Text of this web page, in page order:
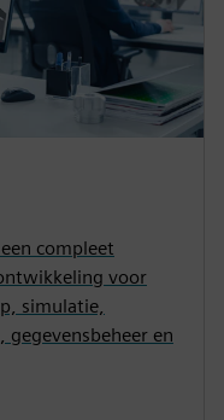
compleet
voor
simulatie,
en